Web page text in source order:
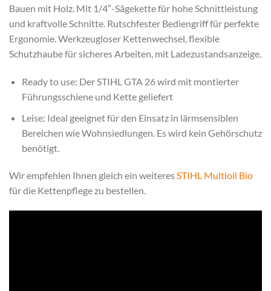
Bauen mit Holz. Mit 1/4″-Sägekette für hohe Schnittleistung
und kraftvolle Schnitte. Rutschfester Bediengriff für perfekte
Ergonomie. Werkzeugloser Kettenwechsel, flexible
Schutzhaube für sicheres Arbeiten, mit Ladezustandsanzeige.
Ready to use: Der STIHL GTA 26 wird mit montierter
Führungsschiene und Kette geliefert
Leise: Ideal geeignet für den Einsatz in lärmsensiblen
Bereichen wie Wohnsiedlungen. Es wird kein Gehörschutz
benötigt.
Wir empfehlen Ihnen gleich ein weiteresSTIHL Multioil Bio
für die Kettenpflege zu bestellen.